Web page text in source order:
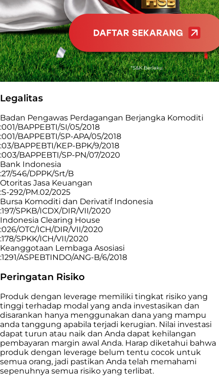
Legalitas
Badan Pengawas Perdagangan Berjangka Komoditi
:001/BAPPEBTI/SI/05/2018
:001/BAPPEBTI/SP-APA/05/2018
:03/BAPPEBTI/KEP-BPK/9/2018
:003/BAPPEBTI/SP-PN/07/2020
Bank Indonesia
:27/546/DPPK/Srt/B
Otoritas Jasa Keuangan
:S-292/PM.02/2025
Bursa Komoditi dan Derivatif Indonesia
:197/SPKB/ICDX/DIR/VII/2020
Indonesia Clearing House
:026/OTC/ICH/DIR/VII/2020
:178/SPKK/ICH/VII/2020
Keanggotaan Lembaga Asosiasi
:1291/ASPEBTINDO/ANG-B/6/2018
Peringatan Risiko
Produk dengan leverage memiliki tingkat risiko yang
tinggi terhadap modal yang anda investasikan dan
disarankan hanya menggunakan dana yang mampu
anda tanggung apabila terjadi kerugian. Nilai investasi
dapat turun atau naik dan Anda dapat kehilangan
pembayaran margin awal Anda. Harap diketahui bahwa
produk dengan leverage belum tentu cocok untuk
semua orang, jadi pastikan Anda telah memahami
sepenuhnya semua risiko yang terlibat.